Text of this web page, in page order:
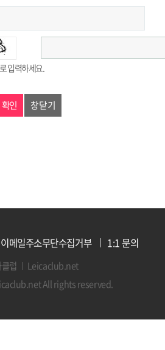
입력하세요.
창닫기
이메일주소무단수집거부 1:1 문의
럽
Leicaclub.net
All rights reserved.